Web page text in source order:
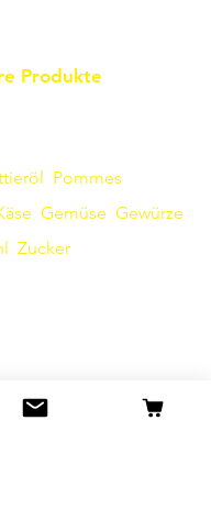
Produkte
Pommes
Gemüse Gewürze
Zucker
Info